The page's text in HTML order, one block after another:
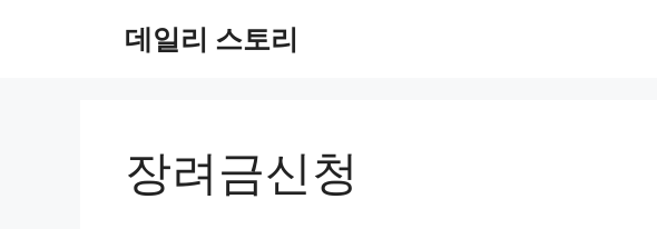
데일리 스토리
장려금신청